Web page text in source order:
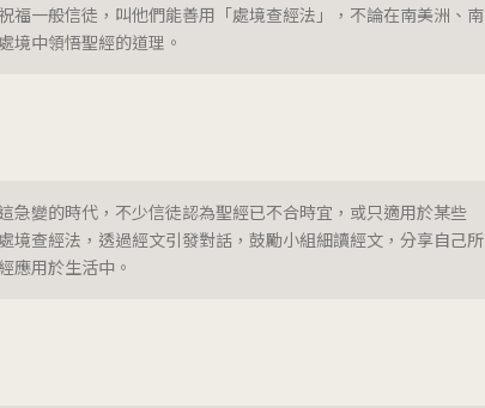
一般信徒，叫他們能善用「處境查經法」，不論在南美洲、南
境中領悟聖經的道理。
急變的時代，不少信徒認為聖經已不合時宜，或只適用於某些
境查經法，透過經文引發對話，鼓勵小組細讀經文，分享自己所
應用於生活中。